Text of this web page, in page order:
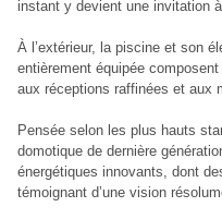
instant y devient une invitation
À l’extérieur, la piscine et son
entièrement équipée
aux réceptions raffinées et aux
Pensée selon les plus hauts
domotique de dernière
énergétiques innovants, dont
témoignant d’une vision